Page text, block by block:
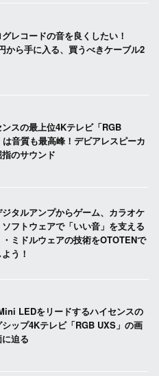
レコードの音を良くしたい！
から手に入る、買うべきケーブル2
スの最上位4Kテレビ「RGB
は音質も最高峰！デビアレスピーカ
のサウンド
ジタルアンプからゲーム、カラオケ
ソフトウェアで「いい音」を支える
・ミドルウェアの技術をOTOTENで
う！
LEDをリードするハイセンスの
シップ4Kテレビ「RGB UXS」の画
迫る